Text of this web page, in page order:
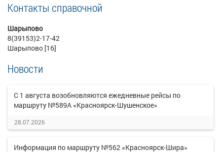
Контакты справочной
Шарыпово
8(39153)2-17-42
Шарыпово [16]
Новости
С 1 августа возобновляются ежедневные рейсы по
маршруту №589А «Красноярск-Шушенское»
28.07.2026
Информация по маршруту №562 «Красноярск-Шира»